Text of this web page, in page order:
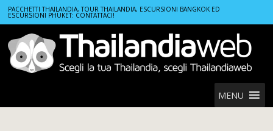
PACCHETTI THAILANDIA, TOUR THAILANDIA, ESCURSIONI BANGKOK ED
ESCURSIONI PHUKET: CONTATTACI!
MENU
Home Escursioni Gili Islands